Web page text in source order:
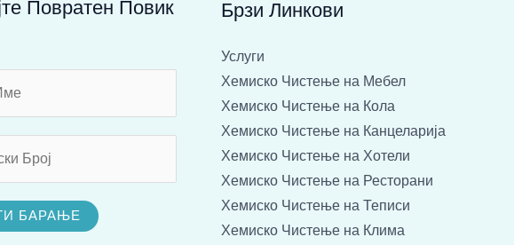
Повратен Повик
БАРАЊЕ
Брзи Линкови
Услуги
Хемиско Чистење на Мебел
Хемиско Чистење на Кола
Хемиско Чистење на Канцеларија
Хемиско Чистење на Хотели
Хемиско Чистење на Ресторани
Хемиско Чистење на Теписи
Хемиско Чистење на Клима